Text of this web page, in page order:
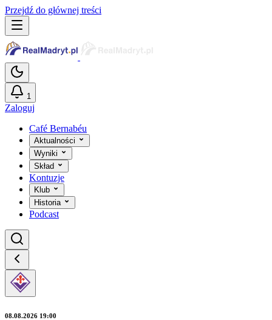
Przejdź do głównej treści
1
Zaloguj
Café Bernabéu
Aktualności
Wyniki
Skład
Kontuzje
Klub
Historia
Podcast
08.08.2026 19:00